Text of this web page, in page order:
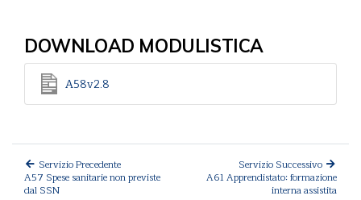
DOWNLOAD MODULISTICA
A58v2.8
Servizio Precedente
A57 Spese sanitarie non previste
dal SSN
Servizio Successivo
A61 Apprendistato: formazione
interna assistita